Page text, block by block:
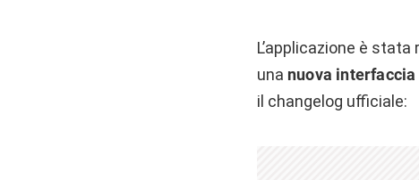
L’applicazione è
una nuova interfaccia
il changelog ufficiale: